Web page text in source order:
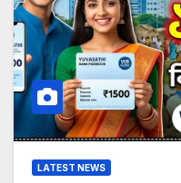
LATEST NEWS